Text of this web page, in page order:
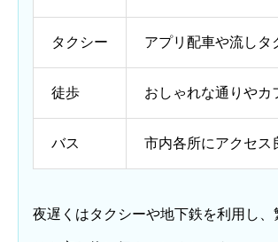
タクシー アプリ配車や流しタ
徒歩 おしゃれな通りやカ
バス 市内各所にアクセス
夜遅くはタクシーや地下鉄を利用し、